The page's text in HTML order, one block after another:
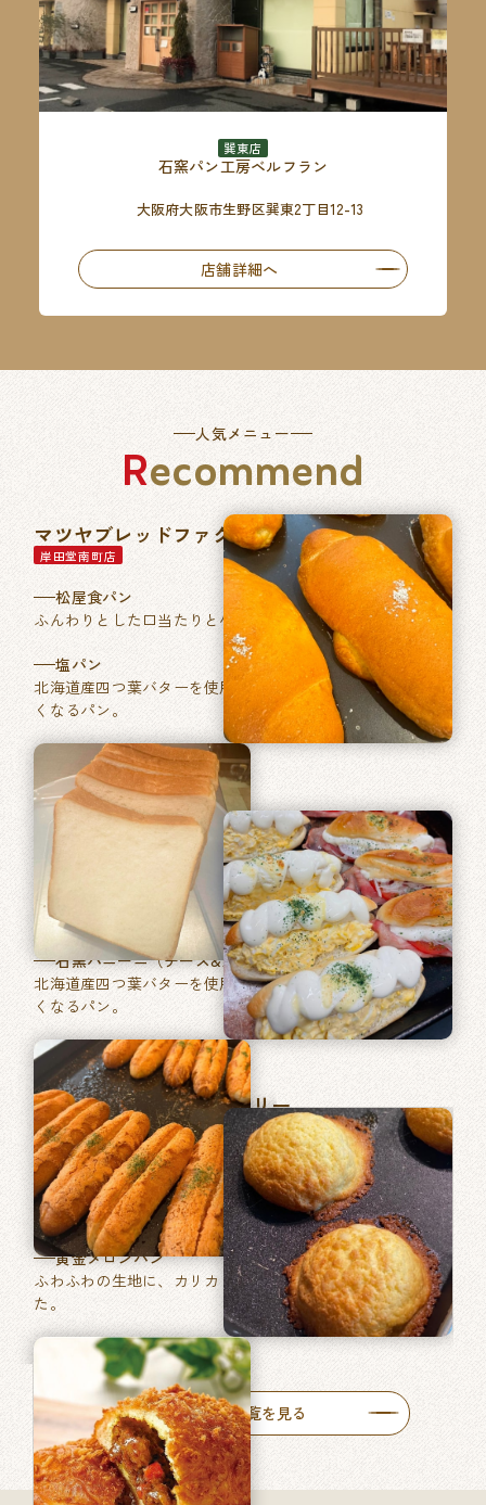
巽東店
石窯パン工房ベルフラン
大阪府大阪市生野区巽東2丁目12-13
店舗詳細へ
人気メニュー
Recommend
マツヤブレッドファクトリー
岸田堂南町店
松屋食パン
ふんわりとした口当たりと小麦本来の香りが特徴。
塩パン
北海道産四つ葉バターを使用した、あきのこない毎日食べた
くなるパン。
石窯パン工房ベルフラン
特製ふくやの明太フランス
フランスパンに「ふくや」ブランドの明太バターを塗り焼き
あげました。
石窯パニーニ（チーズ&たまご／ベーコントマト）
北海道産四つ葉バターを使用した、あきのこない毎日食べた
くなるパン。
マツヤブレッドファクトリー
巽東店
牛肉ゴロッとカレーパン
牛肉がゴロッと入った特製カレーをたっぷりと使った自慢の
一品です。
黄金メロンパン
ふわふわの生地に、カリカリ食感のメロン皮を包みあげまし
た。
人気商品一覧を見る